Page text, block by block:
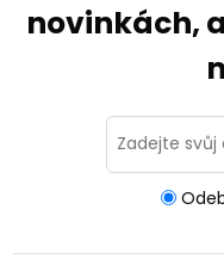
novinkách,